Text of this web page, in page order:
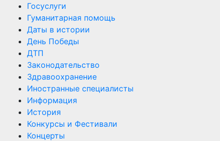
Госуслуги
Гуманитарная помощь
Даты в истории
День Победы
ДТП
Законодательство
Здравоохранение
Иностранные специалисты
Информация
История
Конкурсы и Фестивали
Концерты